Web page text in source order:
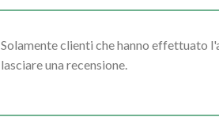
Solamente clienti che hanno effettuato
lasciare una recensione.